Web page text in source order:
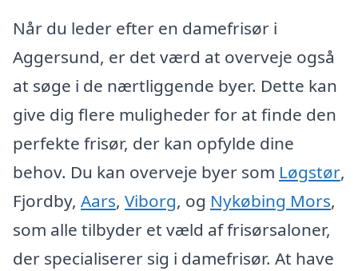
Når du leder efter en damefrisør i
Aggersund, er det værd at overveje også
at søge i de nærtliggende byer. Dette kan
give dig flere muligheder for at finde den
perfekte frisør, der kan opfylde dine
behov. Du kan overveje byer som Løgstør,
Fjordby, Aars, Viborg, og Nykøbing Mors,
som alle tilbyder et væld af frisørsaloner,
der specialiserer sig i damefrisør. At have